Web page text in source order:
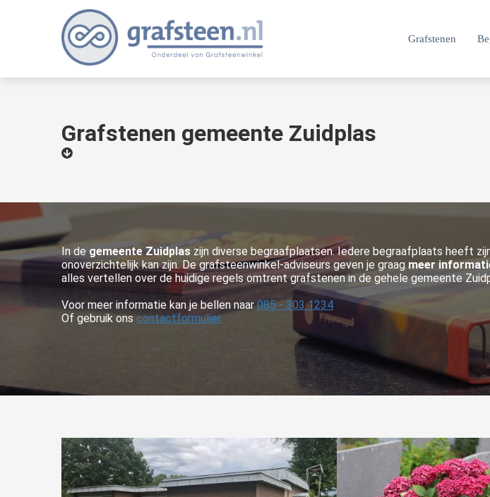
Grafstenen
Grafstenen gemeente Zuidplas
In de gemeente Zuidplas zijn diverse begraafplaatsen. Iedere begraafplaats heeft
onoverzichtelijk kan zijn. De grafsteenwinkel-adviseurs geven je graag meer
alles vertellen over de huidige regels omtrent grafstenen in de gehele gemeente
Voor meer informatie kan je bellen naar 085 - 303 1234
Of gebruik ons contactformulier